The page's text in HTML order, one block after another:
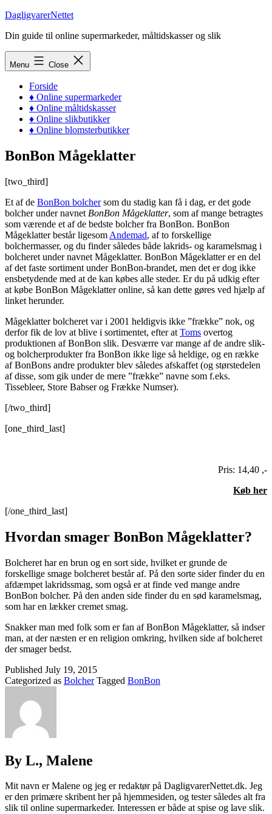
Skip
content
DagligvarerNettet
Din guide til online supermarkeder, måltidskasser og slik
Menu Close
Forside
♦ Online supermarkeder
♦ Online måltidskasser
♦ Online slikbutikker
♦ Online blomsterbutikker
BonBon Mågeklatter
[two_third]
Et af de BonBon bolchersom du stadig kan få i dag, er det gode
bolcher under navnet BonBon Mågeklatter, som af mange betragtes
som værende et af de bedste bolcher fra BonBon. BonBon
Mågeklatter består ligesom Andemad, af to forskellige
bolchermasser, og du finder således både lakrids- og karamelsmag i
bolcheret under navnet Mågeklatter. BonBon Mågeklatter er en del
af det faste sortiment under BonBon-brandet, men det er dog ikke
ensbetydende med at de kan købes alle steder. Er du på udkig efter
at købe BonBon Mågeklatter online, så kan dette gøres ved hjælp af
linket herunder.
Mågeklatter bolcheret var i 2001 heldigvis ikke ”frække” nok, og
derfor fik de lov at blive i sortimentet, efter at Toms overtog
produktionen af BonBon slik. Desværre var mange af de andre slik-
og bolcherprodukter fra BonBon ikke lige så heldige, og en række
af BonBons andre produkter blev således afskaffet (og størstedelen
af disse, som gik under de mere ”frække” navne som f.eks.
Tissebleer, Store Babser og Frække Numser).
[/two_third]
[one_third_last]
Pris: 14,40 ,-
Køb her
[/one_third_last]
Hvordan smager BonBon Mågeklatter?
Bolcheret har en brun og en sort side, hvilket er grunde de
forskellige smage bolcheret består af. På den sorte sider finder du en
afdæmpet lakridssmag, som også er at finde ved mange andre
BonBon bolcher. På den anden side finder du en sød karamelsmag,
som har en lækker cremet smag.
Snakker man med folk som er fan af BonBon Mågeklatter, så indser
man, at der næsten er en religion omkring, hvilken side af bolcheret
der smager bedst.
Published July 19, 2015
Categorized as Bolcher Tagged BonBon
By L., Malene
Mit navn er Malene og jeg er redaktør på DagligvarerNettet.dk. Jeg
er den primære skribent her på hjemmesiden, og tester således alt fra
slik til online supermarkeder. Interessen er både at spise og lave slik.